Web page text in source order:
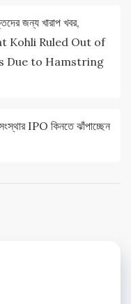
জন্য খারাপ খবর,
Kohli Ruled Out of
Due to Hamstring
IPO কিনতে ঝাঁপাচ্ছেন